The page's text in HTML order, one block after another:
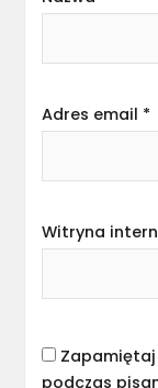
Adres email *
Witryna
podczas